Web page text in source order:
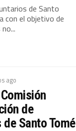
de Santo
con el objetivo de
ago
de
Santo Tomé